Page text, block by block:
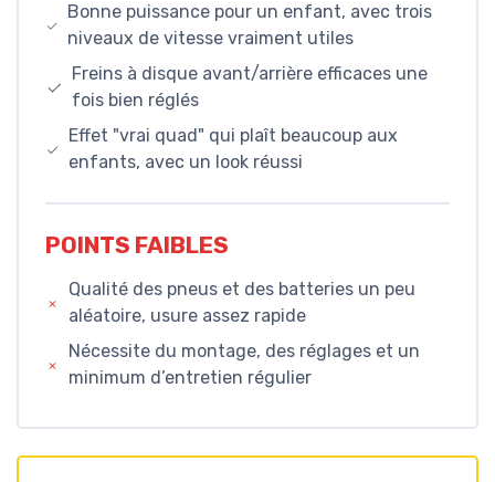
Bonne puissance pour un enfant, avec trois
niveaux de vitesse vraiment utiles
Freins à disque avant/arrière efficaces une
fois bien réglés
Effet "vrai quad" qui plaît beaucoup aux
enfants, avec un look réussi
POINTS FAIBLES
Qualité des pneus et des batteries un peu
aléatoire, usure assez rapide
Nécessite du montage, des réglages et un
minimum d’entretien régulier